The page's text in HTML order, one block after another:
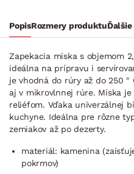
PopisRozmery produktu
Zapekacia miska s objemom
ideálna na prípravu i
je vhodná do rúry až do 250
aj v mikrovlnnej rúre. Miska
reliéfom. Vďaka univerzálnej
kuchyne. Ideálna pre rôzne
zemiakov až po dezerty.
materiál: kamenina
pokrmov)